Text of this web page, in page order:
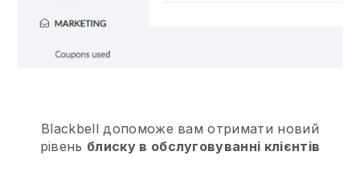
Blackbell допоможе вам отримати новий
рівень блиску в обслуговуванні клієнтів